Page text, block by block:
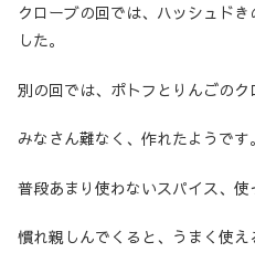
クローブの回では、ハッシュド
した。
別の回では、ポトフとりんごのク
みなさん難なく、作れたようです。
普段あまり使わないスパイス、使
慣れ親しんでくると、うまく使え